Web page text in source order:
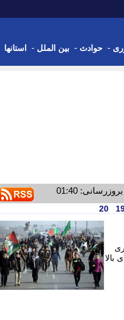
- حوادث - بین الملل - استانها
بروزرسانی: 01:40
20
بالا